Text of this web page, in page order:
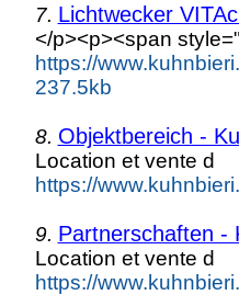
7. Lichtwecker
</p><p><span
https://
237.5kb
8. Objektbereich -
Location et vente d
https://
9. Partnerschaften -
Location et vente d
https://